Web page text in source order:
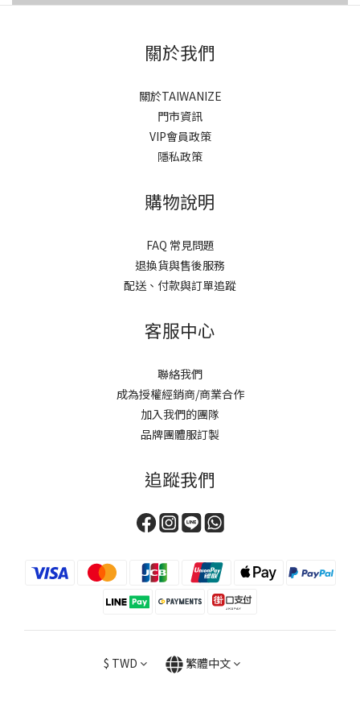
關於我們
關於TAIWANIZE
門市資訊
VIP會員政策
隱私政策
購物說明
FAQ 常見問題
退換貨與售後服務
配送、付款與訂單追蹤
客服中心
聯絡我們
成為授權經銷商/商業合作
加入我們的團隊
品牌團體服訂製
追蹤我們
$ TWD 繁體中文